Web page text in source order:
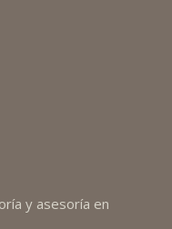
y asesoría en